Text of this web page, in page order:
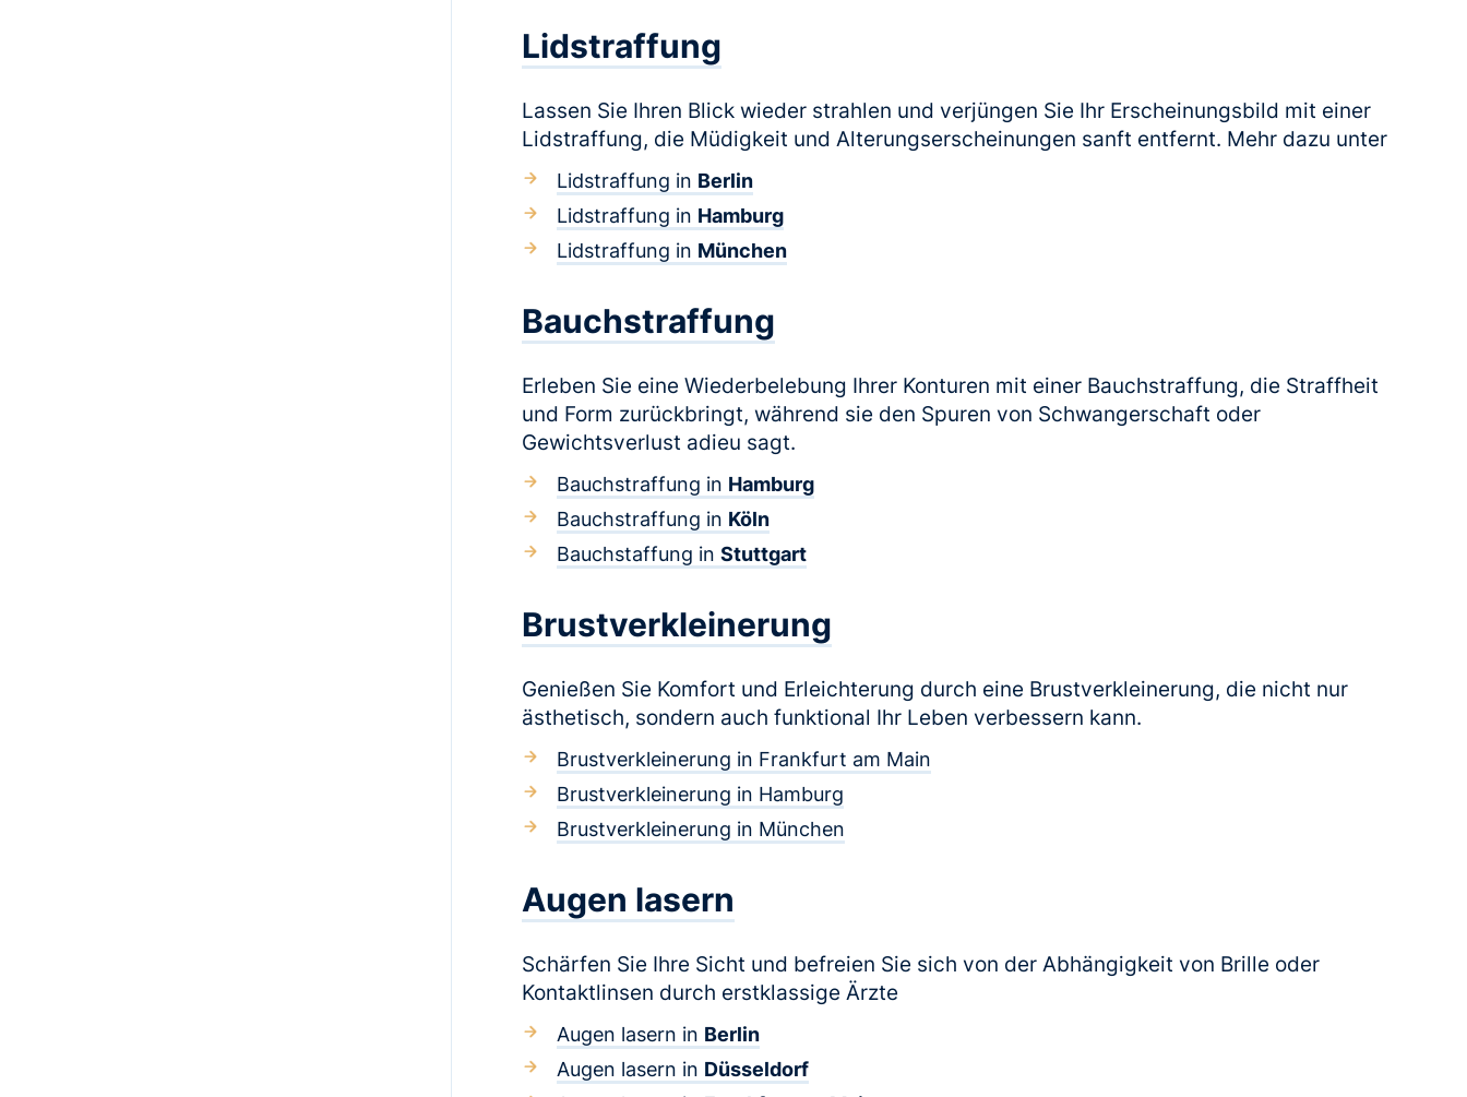
Lidstraffung
Lassen Sie Ihren Blick wieder strahlen und verjüngen Sie Ihr Erscheinungsbild mit einer
Lidstraffung, die Müdigkeit und Alterungserscheinungen sanft entfernt. Mehr dazu unter
Lidstraffung in Berlin
Lidstraffung in Hamburg
Lidstraffung in München
Bauchstraffung
Erleben Sie eine Wiederbelebung Ihrer Konturen mit einer Bauchstraffung, die Straffheit
und Form zurückbringt, während sie den Spuren von Schwangerschaft oder
Gewichtsverlust adieu sagt.
Bauchstraffung in Hamburg
Bauchstraffung in Köln
Bauchstaffung in Stuttgart
Brustverkleinerung
Genießen Sie Komfort und Erleichterung durch eine Brustverkleinerung, die nicht nur
ästhetisch, sondern auch funktional Ihr Leben verbessern kann.
Brustverkleinerung in Frankfurt am Main
Brustverkleinerung in Hamburg
Brustverkleinerung in München
Augen lasern
Schärfen Sie Ihre Sicht und befreien Sie sich von der Abhängigkeit von Brille oder
Kontaktlinsen durch erstklassige Ärzte
Augen lasern in Berlin
Augen lasern in Düsseldorf